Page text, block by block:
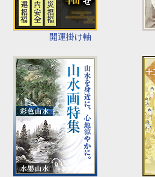
開運掛け軸